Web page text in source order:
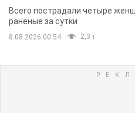
Всего пострадали четыре
раненые за сутки
8.08.2026 00:54 2,3 т.